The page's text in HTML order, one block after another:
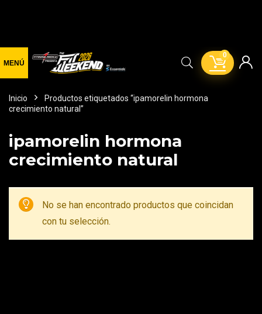
0
Inicio
Productos etiquetados “ipamorelin hormona
crecimiento natural”
ipamorelin hormona
crecimiento natural
No se han encontrado productos que coincidan
con tu selección.